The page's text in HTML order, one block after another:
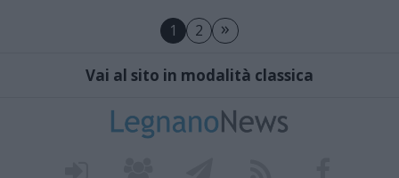
1 2 »
Vai al sito in modalità classica